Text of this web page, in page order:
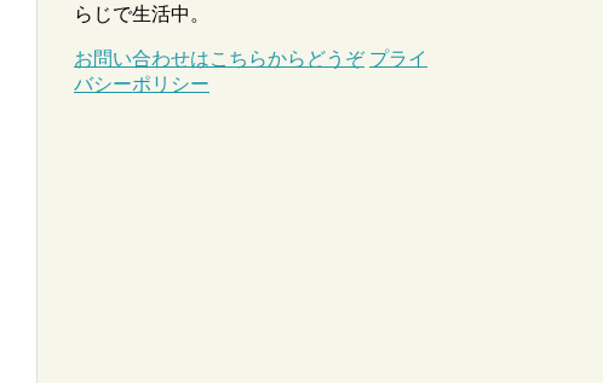
らじで生活中。
お問い合わせはこちらからどうぞ プライ
バシーポリシー